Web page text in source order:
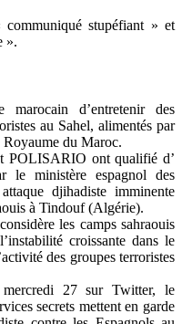
stupéfiant » et
».
d’entretenir des
au Sahel, alimentés par
Royaume du Maroc.
POLISARIO ont qualifié d’
le ministère espagnol des
djihadiste imminente
à Tindouf (Algérie).
les camps sahraouis
croissante dans le
des groupes terroristes
27 sur Twitter, le
secrets mettent en garde